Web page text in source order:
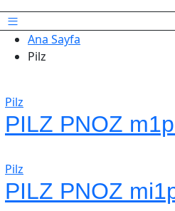
Ana Sayfa
Pilz
Pilz
PILZ PNOZ
Pilz
PILZ PNOZ